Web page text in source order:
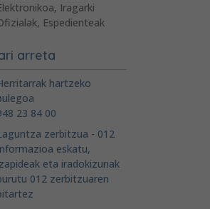
Iragarki
Espedienteak
arreta
hartzeko
23 84 00
zerbitzua - 012
eskatu,
eta iradokizunak
012 zerbitzuaren